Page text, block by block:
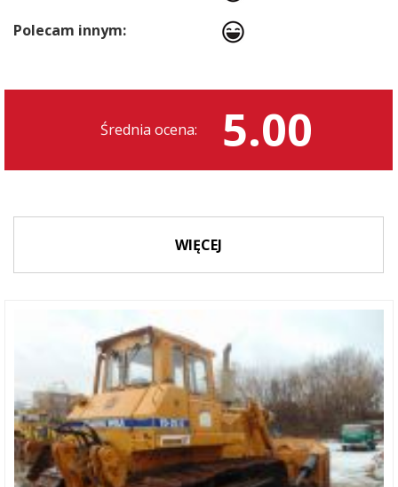
Polecam innym:
Średnia ocena: 5.00
WIĘCEJ